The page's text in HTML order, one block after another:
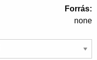
Forrás
none